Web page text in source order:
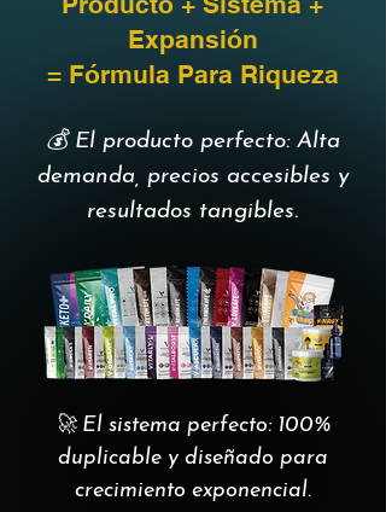
Expansión
= Fórmula Para Riqueza
💰 El producto perfecto: Alta
demanda, precios accesibles y
resultados tangibles.
🚀 El sistema perfecto: 100%
duplicable y diseñado para
crecimiento exponencial.